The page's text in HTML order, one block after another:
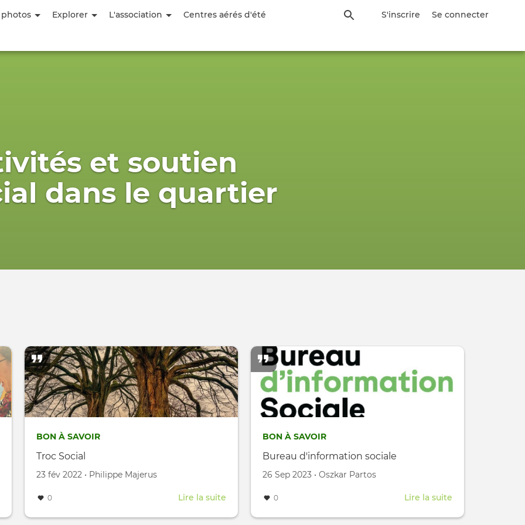
Aller
principal
S'inscrire Se connecter
Explorer L'association Centres aérés d'été
et soutien
dans le quartier
Ludomicile
BON À SAVOIR
Troc Social
Créé le
23 fév 2022 •
par Philippe Majerus
0 Lire la suite
Troc
BON À SAVOIR
Bureau d'information sociale
Créé le
26 Sep 2023 •
par Oszkar Partos
0 Lire la suite
Bureau